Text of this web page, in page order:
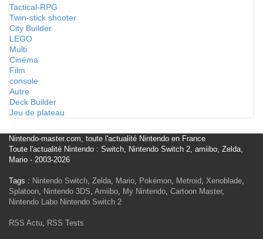
Tactical-RPG
Twin-stick shooter
City Builder
LEGO
Multi
Cinéma
Film
console
Autre
Deck Builder
Jeu de plateau
Nintendo-master.com, toute l'actualité Nintendo en France
Toute l'actualité Nintendo : Switch, Nintendo Switch 2, amiibo, Zelda,
Mario - 2003-2026
Tags : Nintendo Switch, Zelda, Mario, Pokémon, Metroid, Xenoblade,
Splatoon, Nintendo 3DS, Amiibo, My Nintendo, Cartoon Master,
Nintendo Labo Nintendo Switch 2
RSS Actu, RSS Tests